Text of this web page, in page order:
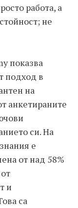
работа, а
не
показва
подход в
на
анкетираните
си. На
е
от над 58%
и
са